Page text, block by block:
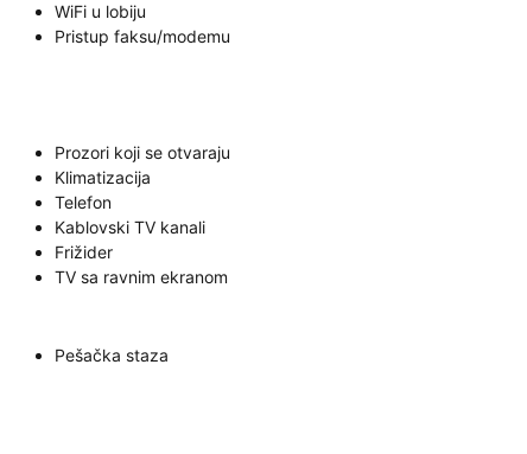
WiFi u lobiju
Pristup faksu/modemu
Prozori koji se otvaraju
Klimatizacija
Telefon
Kablovski TV kanali
Frižider
TV sa ravnim ekranom
Pešačka staza